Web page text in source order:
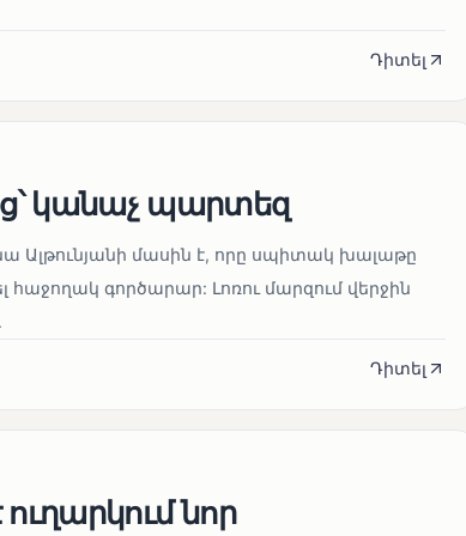
Դիտել
կանաչ պարտեզ
Ալթունյանի մասին է, որը սպիտակ խալաթը
գործարար: Լոռու մարզում վերջին
Դիտել
նոր